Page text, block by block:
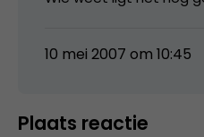
10 mei 2007 om 10:45
Plaats reactie